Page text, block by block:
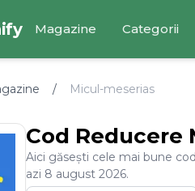
Magazine Categorii
/ Micul-meserias
Cod Reducere
Aici găsești cele mai bune
azi 8 august 2026.